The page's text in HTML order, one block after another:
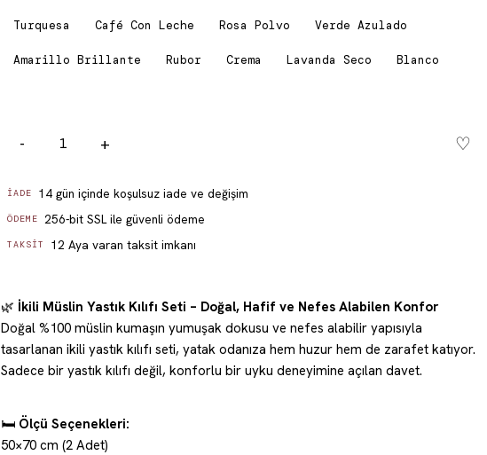
Turquesa Café Con Leche Rosa Polvo Verde Azulado
Amarillo Brillante Rubor Crema Lavanda Seco Blanco
- + ♡
İADE 14 gün içinde koşulsuz iade ve değişim
ÖDEME 256-bit SSL ile güvenli ödeme
TAKSIT 12 Aya varan taksit imkanı
🌿 İkili Müslin Yastık Kılıfı Seti – Doğal, Hafif ve Nefes Alabilen Konfor
Doğal %100 müslin kumaşın yumuşak dokusu ve nefes alabilir yapısıyla
tasarlanan ikili yastık kılıfı seti, yatak odanıza hem huzur hem de zarafet katıyor.
Sadece bir yastık kılıfı değil, konforlu bir uyku deneyimine açılan davet.
🛏️ Ölçü Seçenekleri:
50×70 cm (2 Adet)